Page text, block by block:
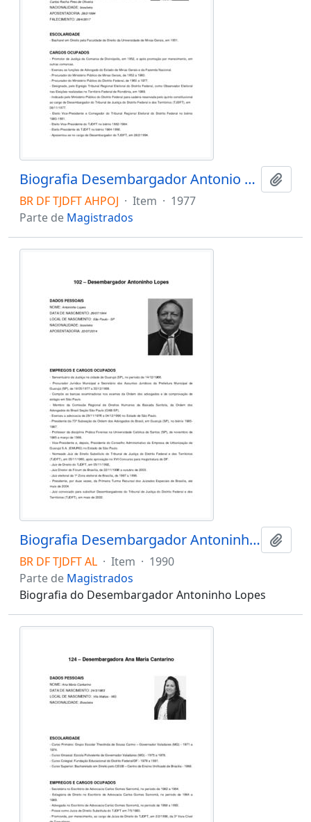
Biografia Desembargador Antonio Honório P. de Oliveira Júnior
BR DF TJDFT AHPOJ · Item · 1977
Parte de Magistrados
Biografia Desembargador Antoninho Lopes
BR DF TJDFT AL · Item · 1990
Parte de Magistrados
Biografia do Desembargador Antoninho Lopes